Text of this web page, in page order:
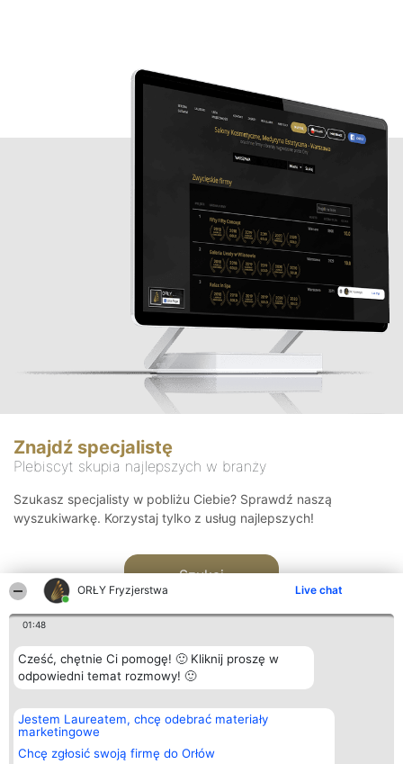
ORŁY Fryzjerstwa Live chat
01:48
Cześć, chętnie Ci pomogę! 🙂 Kliknij proszę w
odpowiedni temat rozmowy! 🙂
Jestem Laureatem, chcę odebrać materiały
marketingowe
Chcę zgłosić swoją firmę do Orłów
Znajdź specjalistę
Plebiscyt skupia najlepszych w branży
Szukasz specjalisty w pobliżu Ciebie? Sprawdź naszą
wyszukiwarkę. Korzystaj tylko z usług najlepszych!
Szukaj
Organizator plebiscytu
Bright Side Solutions sp. z o.
o. sp. k.
ul. Ruska 22
Wrocław 50-079
Plebiscyt
Laureaci
wszystkich
Laureatów
Kontakt
Kontakt